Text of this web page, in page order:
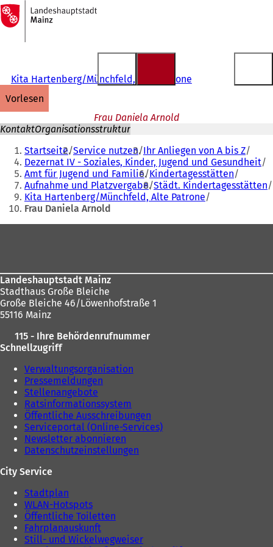
Inhalt anspringen
Zur
Startseite
Kita Hartenberg/Münchfeld, Alte Patrone
vorlesen
Frau Daniela Arnold
KontaktOrganisationsstruktur
Sie
befinden
sich
hier:
Startseite Service nutzen Ihr Anliegen von A bis Z
Dezernat IV - Soziales, Kinder, Jugend und Gesundheit
Amt für Jugend und Familie Kindertagesstätten
Aufnahme und Platzvergabe Städt. Kindertagesstätten
Kita Hartenberg/Münchfeld, Alte Patrone
Frau Daniela Arnold
Landeshauptstadt Mainz
Stadthaus Große Bleiche
Große Bleiche 46/Löwenhofstraße 1
55116 Mainz
115 - Ihre Behördenrufnummer
Schnellzugriff
Verwaltungsorganisation
Pressemeldungen
Stellenangebote
Ratsinformationssystem
Öffentliche Ausschreibungen
Serviceportal (Online-Services)
Newsletter abonnieren
Datenschutzeinstellungen
City Service
Stadtplan
WLAN-Hotspots
Öffentliche Toiletten
Fahrplanauskunft
Still- und Wickelwegweiser